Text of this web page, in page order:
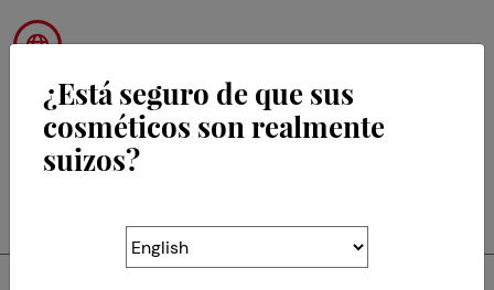
¿Está seguro de que sus
cosméticos son realmente
suizos?